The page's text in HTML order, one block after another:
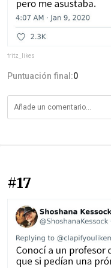
fritz_likes
Puntuación final:0
#17